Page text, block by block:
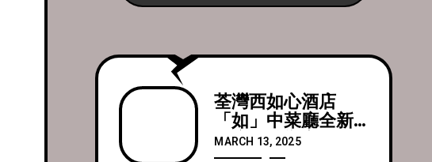
荃灣西如心酒店
「如」中菜廳全新
總廚鮮味饗宴
MARCH 13, 2025